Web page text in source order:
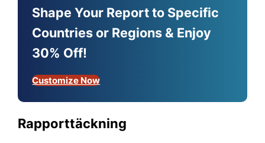
Shape Your Report to Specific
Countries or Regions & Enjoy
30% Off!
Customize Now
Rapporttäckning